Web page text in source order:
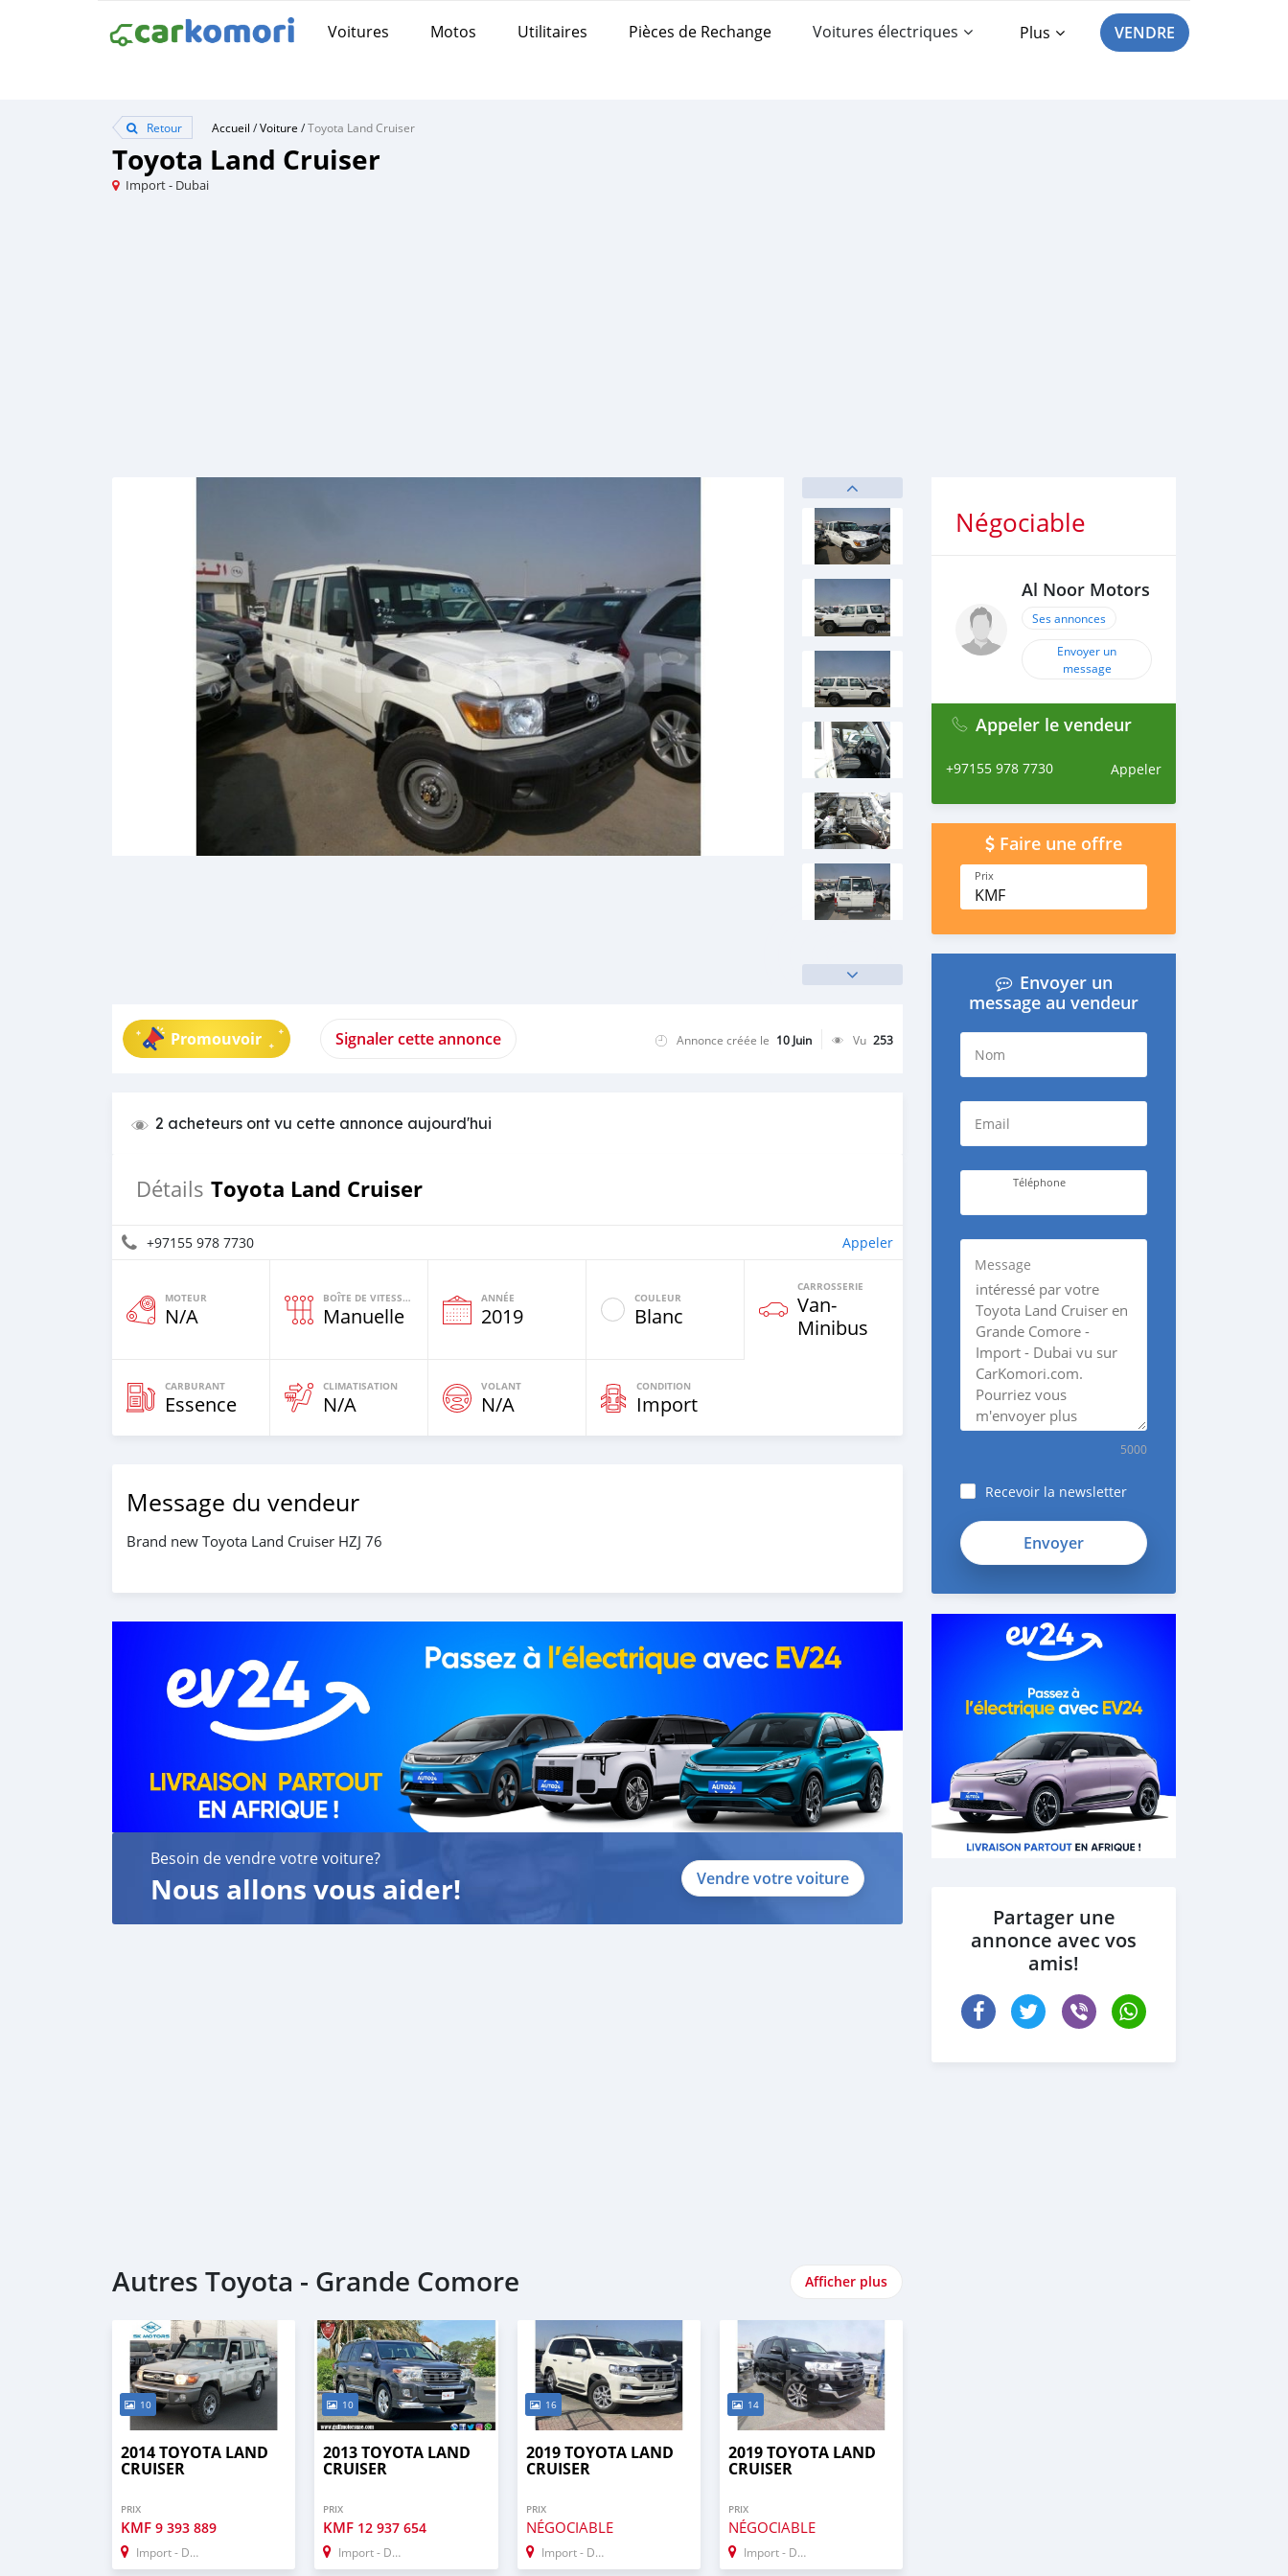
Voitures Motos Utilitaires Pièces de Rechange Voitures électriques Plus VENDRE
Retour Accueil /Voiture /Toyota Land Cruiser
Toyota Land Cruiser
Import - Dubai
Promouvoir Signaler cette annonce Annonce créée le 10 Juin Vu 253
2 acheteurs ont vu cette annonce aujourd'hui
Détails Toyota Land Cruiser
+97155 978 7730 Appeler
MOTEUR
N/A
BOÎTE DE VITESSES
Manuelle
ANNÉE
2019
COULEUR
Blanc
CARROSSERIE
Van‒
Minibus
CARBURANT
Essence
CLIMATISATION
N/A
VOLANT
N/A
CONDITION
Import
Message du vendeur
Brand new Toyota Land Cruiser HZJ 76
Besoin de vendre votre voiture?
Nous allons vous aider! Vendre votre voiture
Autres Toyota - Grande Comore Afficher plus
10
2014 TOYOTA LAND
CRUISER
PRIX
KMF 9 393 889
Import - Dubai
10
2013 TOYOTA LAND
CRUISER
PRIX
KMF 12 937 654
Import - Dubai
16
2019 TOYOTA LAND
CRUISER
PRIX
NÉGOCIABLE
Import - Dubai
14
2019 TOYOTA LAND
CRUISER
PRIX
NÉGOCIABLE
Import - Dubai
Négociable
Al Noor Motors
Ses annonces
Envoyer un
message
Appeler le vendeur
+97155 978 7730 Appeler
Faire une offre
Prix
KMF
Envoyer un
message au vendeur
Nom
Email
Téléphone
Message
5000
Recevoir la newsletter
Partager une
annonce avec vos
amis!